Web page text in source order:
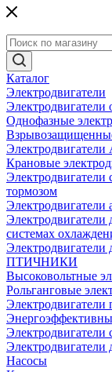
Каталог
Электродвигатели
Однофазные
Электродвигатели
Крановые
тормозом
Электродвигатели
системах
Электродвигатели
ПТИЧНИКИ
Высоковольтные
Рольганговые
Электродвигатели
Насосы